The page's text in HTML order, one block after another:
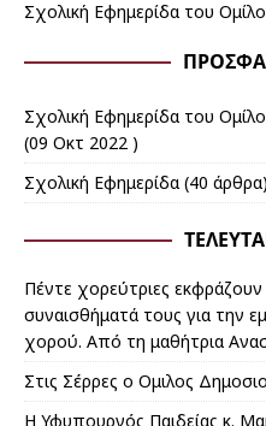
Σχολική Εφημερίδα του
Σχολική Εφημερίδα του
(09 Οκτ 2022 )
Σχολική Εφημερίδα (40
Πέντε χορεύτριες εκφράζουν
συναισθήματά τους για την
χορού. Από τη μαθήτρια
Στις Σέρρες ο Ομιλος
Η Υφυπουργός Παιδείας κ.